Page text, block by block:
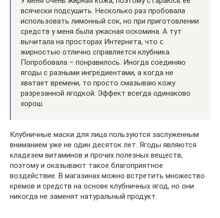
всячески подсушить. Несколько раз пробовала
использовать лимонный сок, но при приготовлении
средств у меня была ужасная оскомина. А тут
вычитала на просторах Интернета, что с
жирностью отлично справляется клубника.
Попробовала – понравилось. Иногда соединяю
ягоды с разными ингредиентами, а когда не
хватает времени, то просто смазываю кожу
разрезанной ягодкой. Эффект всегда одинаково
хорош.
Клубничные маски для лица пользуются заслуженным
вниманием уже не один десяток лет. Ягоды являются
кладезем витаминов и прочих полезных веществ,
поэтому и оказывают такое благоприятное
воздействие. В магазинах можно встретить множество
кремов и средств на основе клубничных ягод, но они
никогда не заменят натуральный продукт.